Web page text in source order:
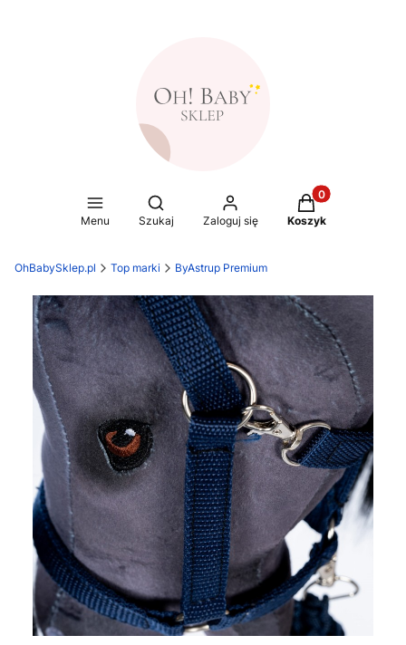
Menu
Otwórz wyszukiwarkę
Szukaj Zaloguj się
Produkty w
Koszyk
OhBabySklep.pl Top marki ByAstrup Premium